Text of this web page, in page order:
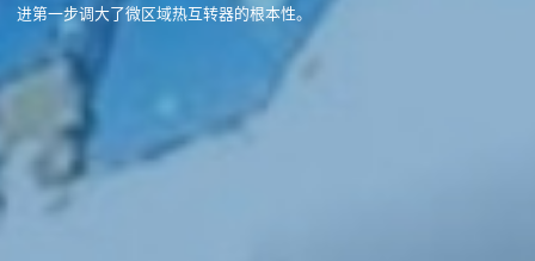
进第一步调大了微区域热互转器的根本性。